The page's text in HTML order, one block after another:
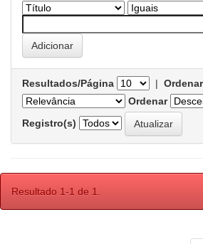
Resultados/Página |
Ordenar
Registro(s)
Resultado 1-1 de 1.